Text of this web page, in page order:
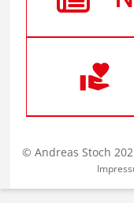
© Andreas Stoch